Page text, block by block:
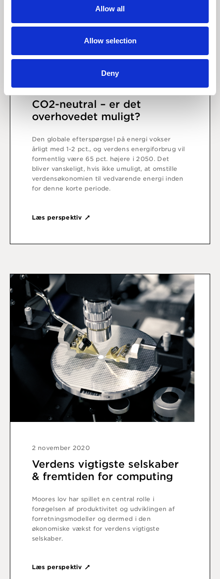
Allow all
Allow selection
Deny
15 oktober 2021
CO2-neutral – er det
overhovedet muligt?
Den globale efterspørgsel på energi vokser
årligt med 1-2 pct., og verdens energiforbrug vil
formentlig være 65 pct. højere i 2050. Det
bliver vanskeligt, hvis ikke umuligt, at omstille
verdensøkonomien til vedvarende energi inden
for denne korte periode.
Læs perspektiv
2 november 2020
Verdens vigtigste selskaber
& fremtiden for computing
Moores lov har spillet en central rolle i
forøgelsen af produktivitet og udviklingen af
forretningsmodeller og dermed i den
økonomiske vækst for verdens vigtigste
selskaber.
Læs perspektiv